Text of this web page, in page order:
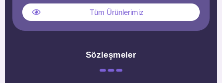
Tüm Ürünlerimiz
Sözleşmeler